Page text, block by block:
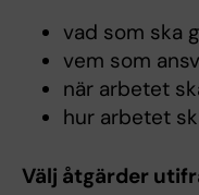
vad som ska
vem som
när arbetet
hur arbetet
Välj åtgärder